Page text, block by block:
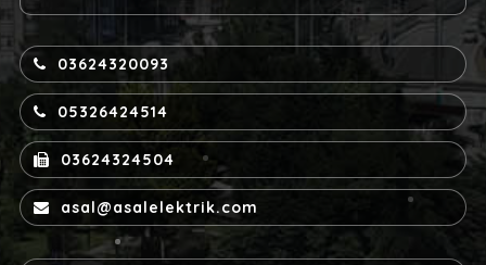
03624320093
05326424514
03624324504
asal@asalelektrik.com